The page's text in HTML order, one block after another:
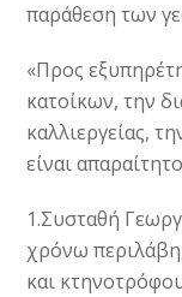
παράθεση των
«Προς
κατοίκων, την
καλλιεργείας,
είναι
1.Συσταθή
χρόνω
και